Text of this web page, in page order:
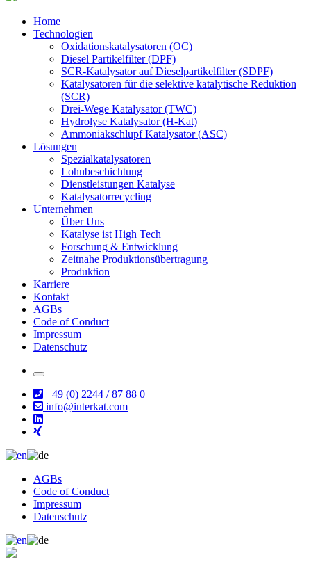
Home
Technologien
Oxidationskatalysatoren (OC)
Diesel Partikelfilter (DPF)
SCR-Katalysator auf Dieselpartikelfilter (SDPF)
Katalysatoren für die selektive katalytische Reduktion
(SCR)
Drei-Wege Katalysator (TWC)
Hydrolyse Katalysator (H-Kat)
Ammoniakschlupf Katalysator (ASC)
Lösungen
Spezialkatalysatoren
Lohnbeschichtung
Dienstleistungen Katalyse
Katalysatorrecycling
Unternehmen
Über Uns
Katalyse ist High Tech
Forschung & Entwicklung
Zeitnahe Produktionsübertragung
Produktion
Karriere
Kontakt
AGBs
Code of Conduct
Impressum
Datenschutz
+49 (0) 2244 / 87 88 0
info@interkat.com
AGBs
Code of Conduct
Impressum
Datenschutz